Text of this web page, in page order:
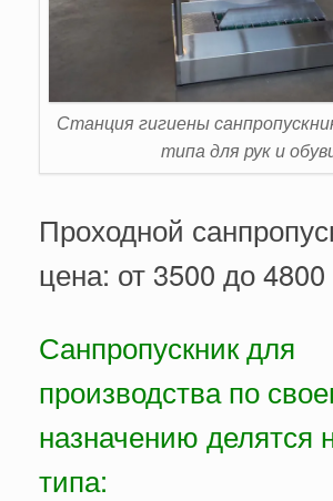
Станция гигиены
типа для рук и
Проходной
цена: от 3500 до 4800
Санпропускник для
производства по
назначению делятся
типа: